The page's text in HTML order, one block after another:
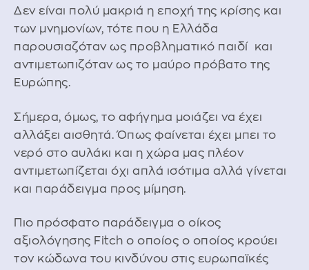
Δεν είναι πολύ μακριά η εποχή της κρίσης και
των μνημονίων, τότε που η Ελλάδα
παρουσιαζόταν ως προβληματικό παιδί και
αντιμετωπιζόταν ως το μαύρο πρόβατο της
Ευρώπης.
Σήμερα, όμως, το αφήγημα μοιάζει να έχει
αλλάξει αισθητά. Όπως φαίνεται έχει μπει το
νερό στο αυλάκι και η χώρα μας πλέον
αντιμετωπίζεται όχι απλά ισότιμα αλλά γίνεται
και παράδειγμα προς μίμηση.
Πιο πρόσφατο παράδειγμα ο οίκος
αξιολόγησης Fitch ο οποίος ο οποίος κρούει
τον κώδωνα του κινδύνου στις ευρωπαϊκές